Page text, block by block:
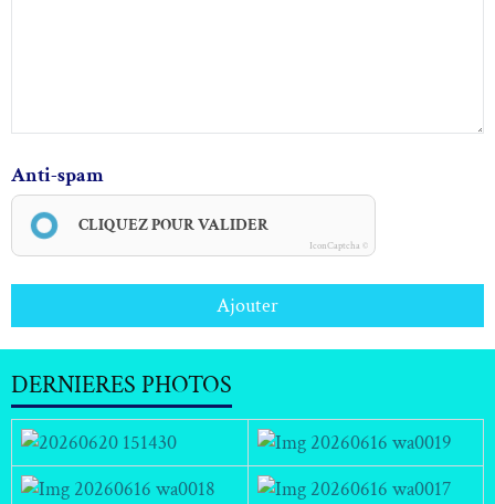
Anti-spam
CLIQUEZ POUR VALIDER
IconCaptcha ©
Ajouter
DERNIERES PHOTOS